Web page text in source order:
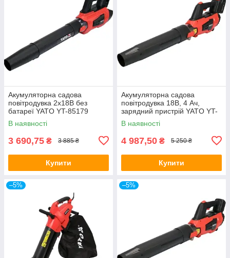
Акумуляторна садова
повітродувка 2х18В без
батареї YATO YT-85179
В наявності
3 690,75 ₴ 3 885 ₴
Купити
Акумуляторна садова
повітродувка 18В, 4 Ач,
зарядний пристрій YATO YT-
85176
В наявності
4 987,50 ₴ 5 250 ₴
Купити
–5% –5%